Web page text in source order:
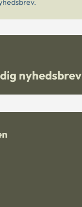
nyhedsbrev